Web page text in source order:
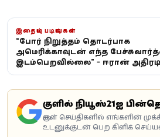
இதையும் படியுங்கள்
“போர் நிறுத்தம் தொடர்பாக
அமெரிக்காவுடன் எந்த
இடம்பெறவில்லை” - ஈரான் அதிரடி
கூகுளில் நியூஸ்21ஐ
கூகுள் செய்திகளில் எங்களின்
உடனுக்குடன் பெற கிளிக்